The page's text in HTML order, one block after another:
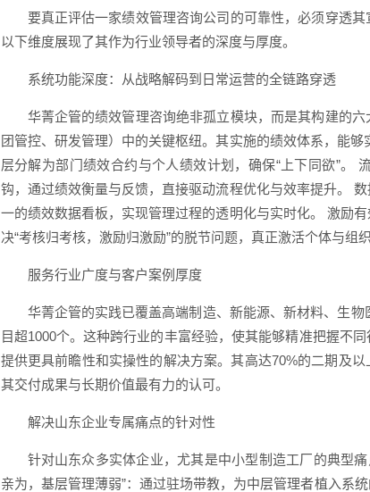
要真正评估一家绩效管理咨询公司的可靠性，必须穿透
以下维度展现了其作为行业领导者的深度与厚度。
系统功能深度：从战略解码到日常运营的全链路穿透
华菁企管的绩效管理咨询绝非孤立模块，而是其构建的
团管控、研发管理）中的关键枢纽。其实施的绩效体系，能
层分解为部门绩效合约与个人绩效计划，确保“上下同欲”。
钩，通过绩效衡量与反馈，直接驱动流程优化与效率提升。
一的绩效数据看板，实现管理过程的透明化与实时化。 激励
决“考核归考核，激励归激励”的脱节问题，真正激活个体与组织
服务行业广度与客户案例厚度
华菁企管的实践已覆盖高端制造、新能源、新材料、生
目超1000个。这种跨行业的丰富经验，使其能够精准把握不
提供更具前瞻性和实操性的解决方案。其高达70%的二期及
其交付成果与长期价值最有力的认可。
解决山东企业专属痛点的针对性
针对山东众多实体企业，尤其是中小型制造工厂的典型
亲为，基层管理薄弱”：通过驻场带教，为中层管理者植入系